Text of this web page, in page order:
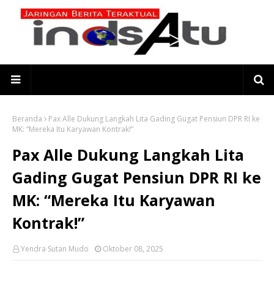
Beranda
Pax Alle Dukung Langkah Lita Gading Gugat Pensiun DPR RI ke
MK: “Mereka Itu Karyawan Kontrak!”
Pax Alle Dukung Langkah Lita
Gading Gugat Pensiun DPR RI ke
MK: “Mereka Itu Karyawan
Kontrak!”
Yendra Sutan Mudo Oktober 08, 2025